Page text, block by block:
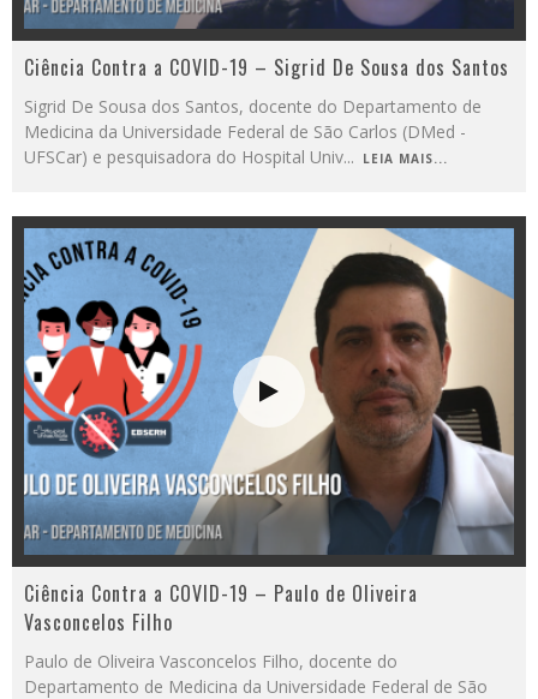
Ciência Contra a COVID-19 – Sigrid De Sousa dos Santos
Sigrid De Sousa dos Santos, docente do Departamento de
Medicina da Universidade Federal de São Carlos (DMed -
UFSCar) e pesquisadora do Hospital Univ... LEIA MAIS...
Ciência Contra a COVID-19 – Paulo de Oliveira
Vasconcelos Filho
Paulo de Oliveira Vasconcelos Filho, docente do
Departamento de Medicina da Universidade Federal de São